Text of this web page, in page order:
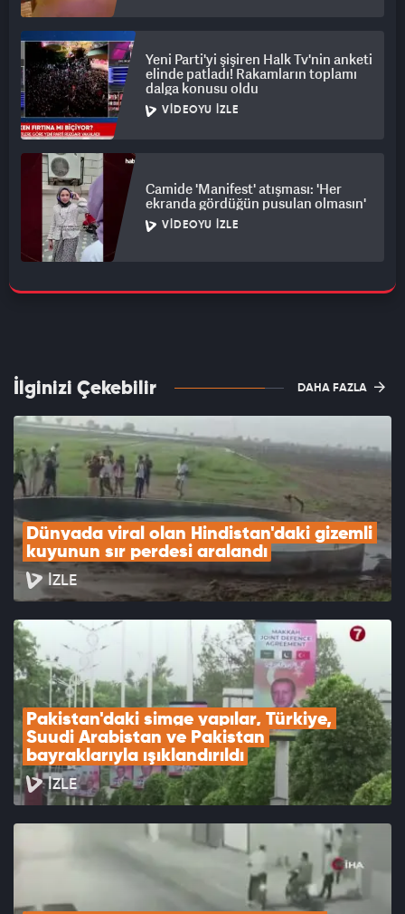
Yeni Parti'yi şişiren Halk Tv'nin anketi
elinde patladı! Rakamların toplamı
dalga konusu oldu
VIDEOYU İZLE
Camide 'Manifest' atışması: 'Her
ekranda gördüğün pusulan olmasın'
VIDEOYU İZLE
İlginizi Çekebilir DAHA FAZLA
Dünyada viral olan Hindistan'daki gizemli
kuyunun sır perdesi aralandı
İZLE
Pakistan'daki simge yapılar, Türkiye,
Suudi Arabistan ve Pakistan
bayraklarıyla ışıklandırıldı
İZLE